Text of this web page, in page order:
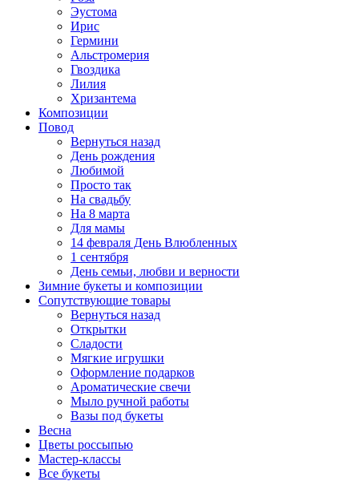
Эустома
Ирис
Гермини
Альстромерия
Гвоздика
Лилия
Хризантема
Композиции
Повод
Вернуться назад
День рождения
Любимой
Просто так
На свадьбу
На 8 марта
Для мамы
14 февраля День Влюбленных
1 сентября
День семьи, любви и верности
Зимние букеты и композиции
Сопутствующие товары
Вернуться назад
Открытки
Сладости
Мягкие игрушки
Оформление подарков
Ароматические свечи
Мыло ручной работы
Вазы под букеты
Весна
Цветы россыпью
Мастер-классы
Все букеты